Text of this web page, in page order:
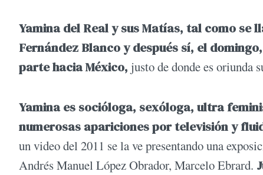
Yamina del Real y sus Matías, tal como se
Fernández Blanco y después sí, el
parte hacia México, justo de donde es oriunda
Yamina es socióloga, sexóloga, ultra
numerosas apariciones por televisión y
un video del 2011 se la ve presentando una
Andrés Manuel López Obrador, Marcelo Ebrard.